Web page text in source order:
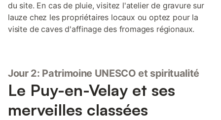
du site. En cas de pluie, visitez l'atelier de gravure sur
lauze chez les propriétaires locaux ou optez pour la
visite de caves d'affinage des fromages régionaux.
Jour 2: Patrimoine UNESCO et spiritualité
Le Puy-en-Velay et ses
merveilles classées